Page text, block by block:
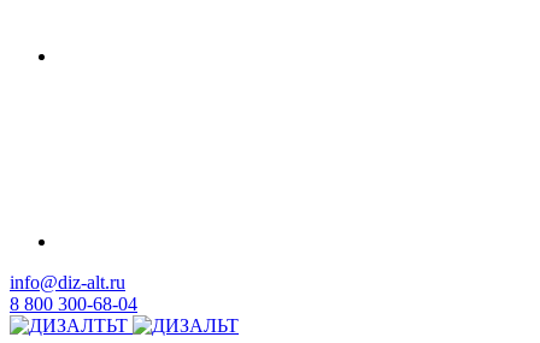
info@diz-alt.ru
8 800 300-68-04